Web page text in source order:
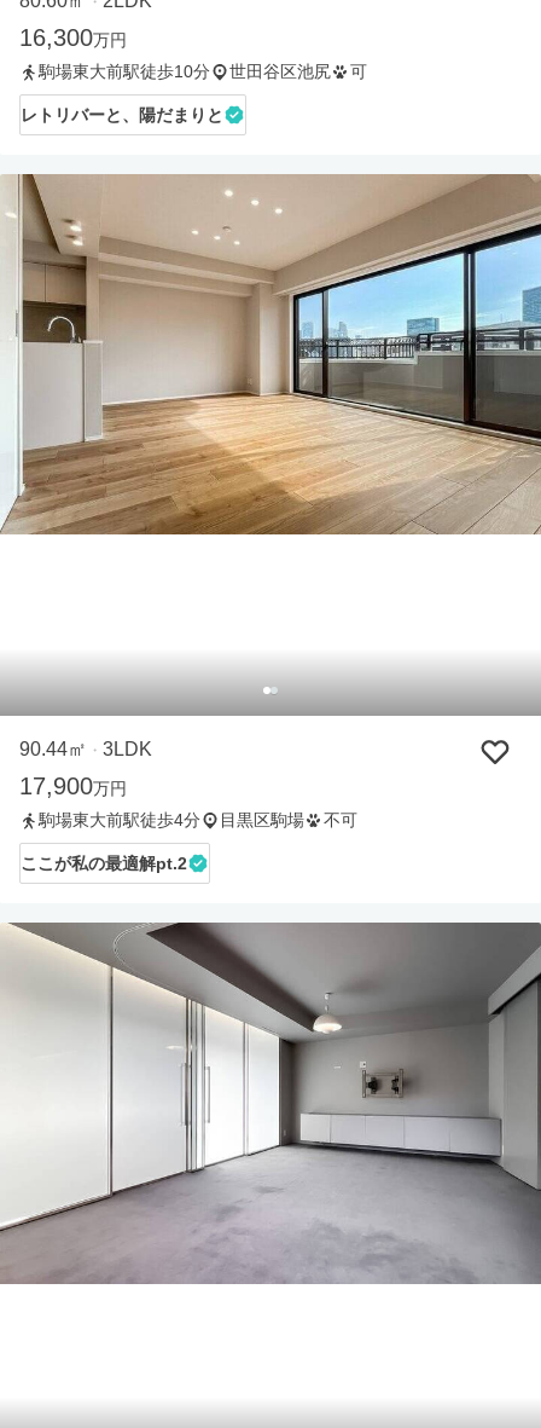
16,300万円
駒場東大前駅徒歩10分
世田谷区池尻 可
レトリバーと、陽だまりと
90.44㎡ ・ 3LDK
17,900万円
駒場東大前駅徒歩4分
目黒区駒場 不可
ここが私の最適解pt.2